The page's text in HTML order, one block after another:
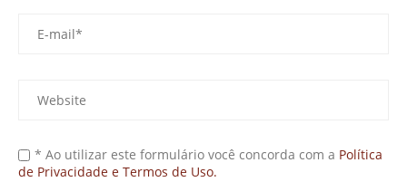
* Ao utilizar este formulário você concorda com a Política
de Privacidade e Termos de Uso.